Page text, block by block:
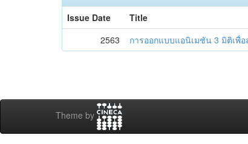
Issue Date
Title
2563
การออกแบบแอนิเมชัน 3 มิติเพื่
Theme by